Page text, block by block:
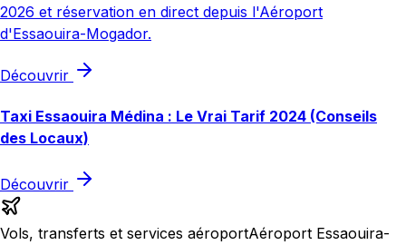
2026 et réservation en direct depuis l'Aéroport
d'Essaouira-Mogador.
Découvrir
Taxi Essaouira Médina : Le Vrai Tarif 2024 (Conseils
des Locaux)
Découvrir
Vols, transferts et services aéroportAéroport Essaouira-